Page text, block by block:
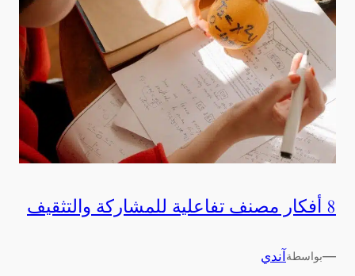
8 أفكار مصنف تفاعلية للمشاركة والتثقيف
—بواسطةآندي